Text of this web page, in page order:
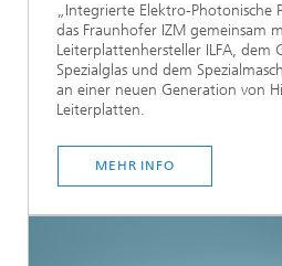
„Integrierte Elektro-Photonische
das Fraunhofer IZM gemeinsam
Leiterplattenhersteller ILFA, dem
Spezialglas und dem
an einer neuen Generation von
Leiterplatten.
MEHR INFO